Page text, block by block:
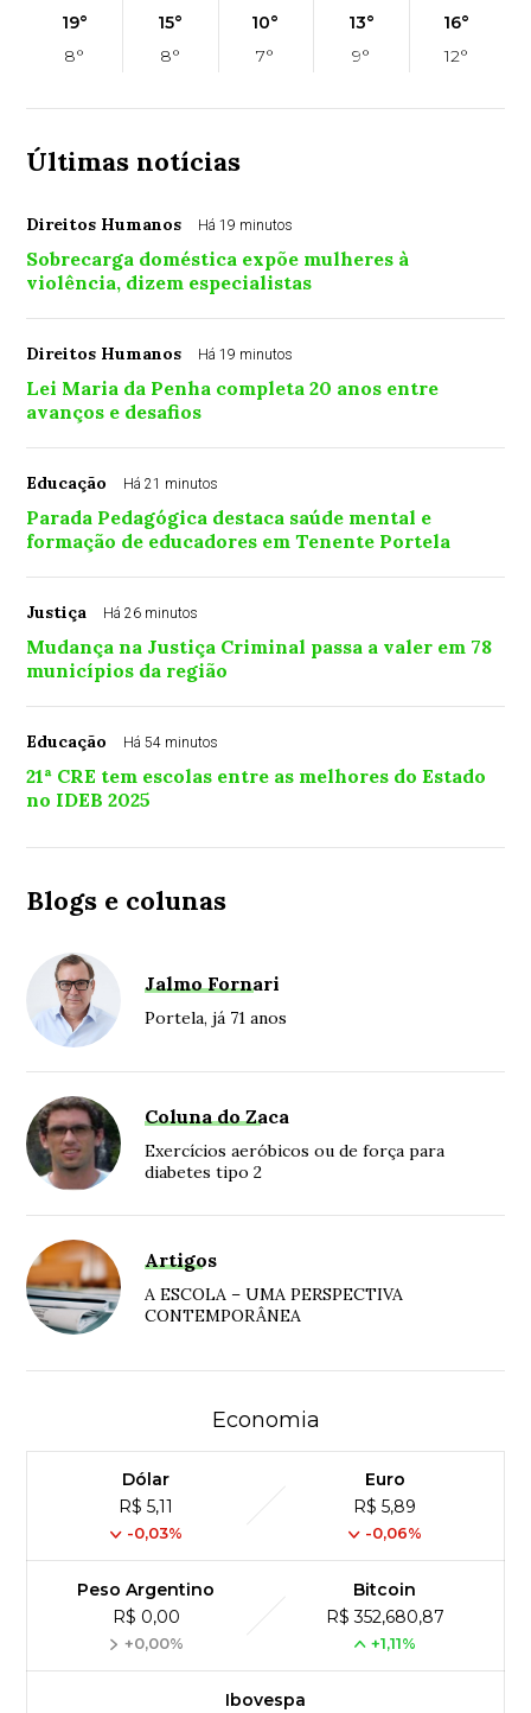
19°
8°
15°
8°
10°
7°
13°
9°
16°
12°
Últimas notícias
Direitos Humanos Há 19 minutos
Sobrecarga doméstica expõe mulheres à
violência, dizem especialistas
Direitos Humanos Há 19 minutos
Lei Maria da Penha completa 20 anos entre
avanços e desafios
Educação Há 21 minutos
Parada Pedagógica destaca saúde mental e
formação de educadores em Tenente Portela
Justiça Há 26 minutos
Mudança na Justiça Criminal passa a valer em 78
municípios da região
Educação Há 54 minutos
21ª CRE tem escolas entre as melhores do Estado
no IDEB 2025
Blogs e colunas
Jalmo Fornari
Portela, já 71 anos
Coluna do Zaca
Exercícios aeróbicos ou de força para
diabetes tipo 2
Artigos
A ESCOLA – UMA PERSPECTIVA
CONTEMPORÂNEA
Economia
Dólar
R$ 5,11
-0,03%
Euro
R$ 5,89
-0,06%
Peso Argentino
R$ 0,00
+0,00%
Bitcoin
R$ 352,680,87
+1,11%
Ibovespa